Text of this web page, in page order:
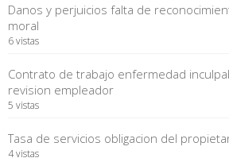
Danos y perjuicios falta de
moral
6 vistas
Contrato de trabajo enfermedad
revision empleador
5 vistas
Tasa de servicios obligacion del
4 vistas